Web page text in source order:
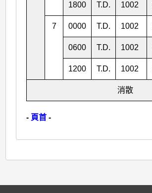
1800 T.D. 1002
7 0000 T.D. 1002
0600 T.D. 1002
1200 T.D. 1002
消散
- 頁首 -